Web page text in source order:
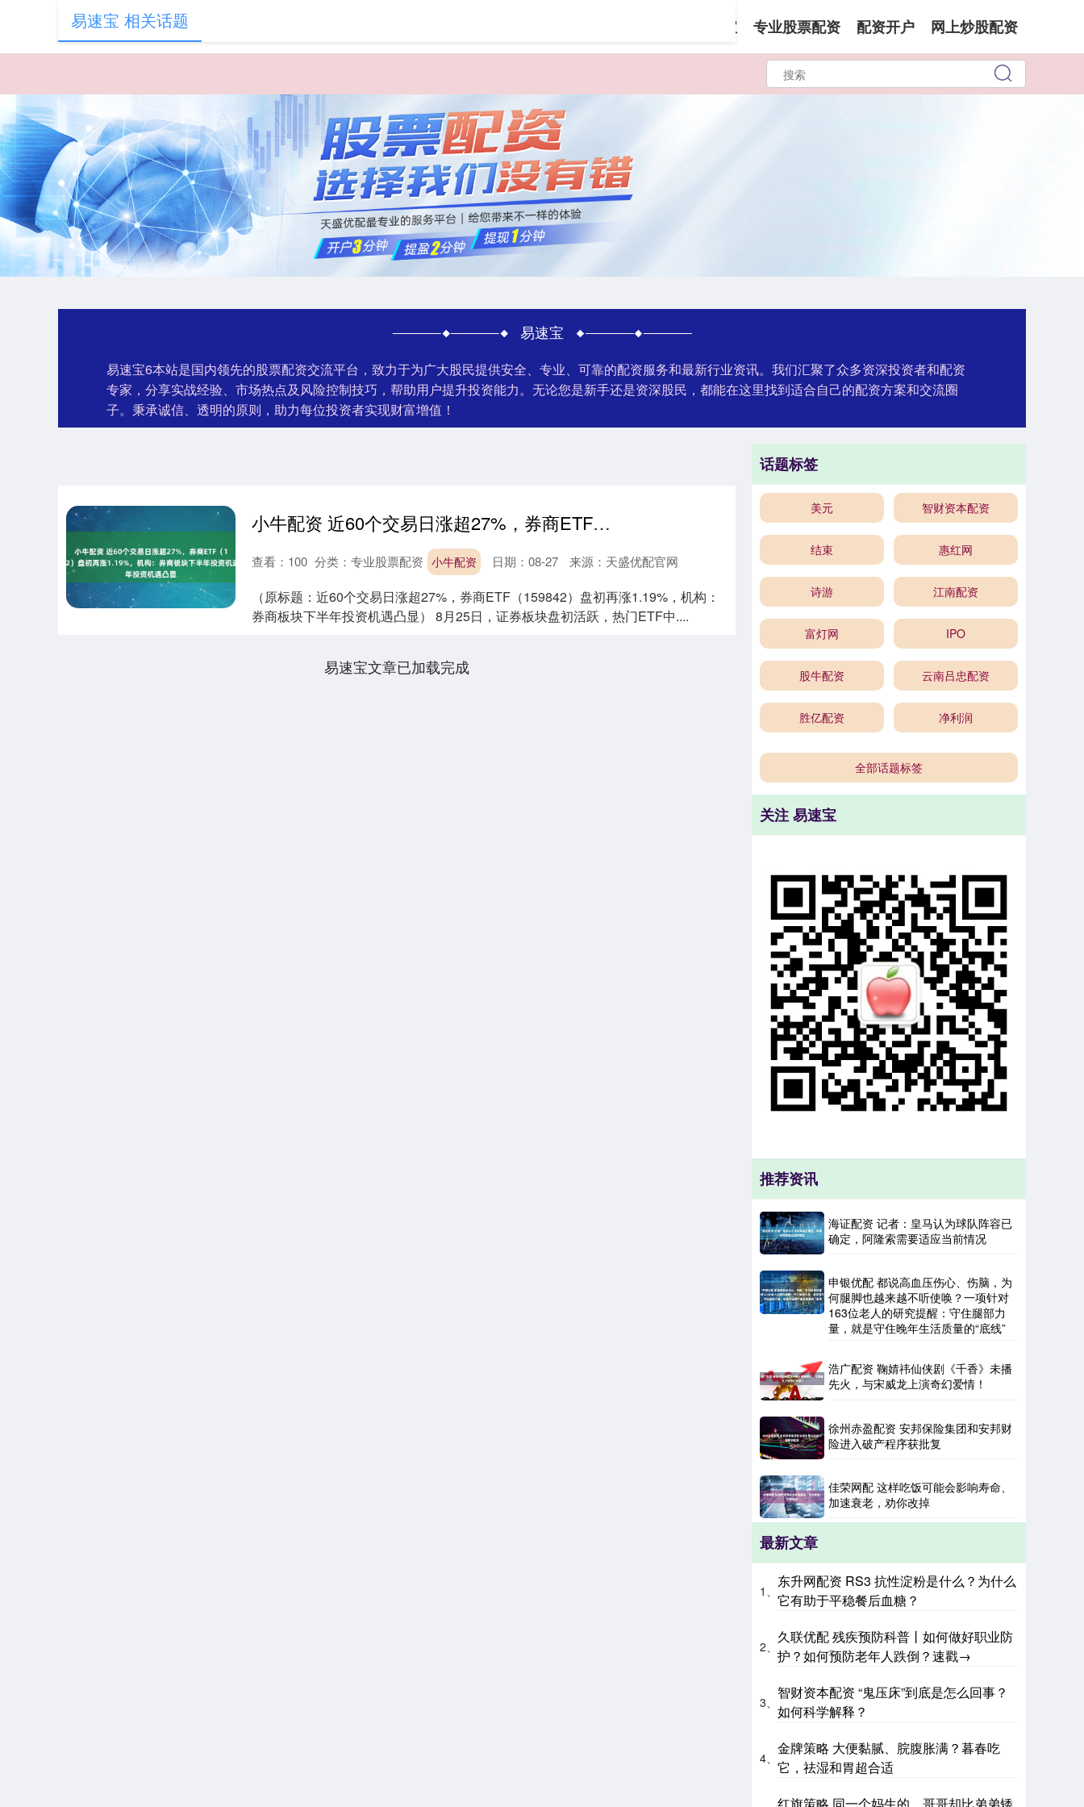
易速宝 专业股票配资 配资开户 网上炒股配资
易速宝
易速宝6本站是国内领先的股票配资交流平台，致力于为广大股民提供安全、专业、可靠的配资服务和最新行业资讯。我们汇聚了众多资深投资者和配资
专家，分享实战经验、市场热点及风险控制技巧，帮助用户提升投资能力。无论您是新手还是资深股民，都能在这里找到适合自己的配资方案和交流圈
子。秉承诚信、透明的原则，助力每位投资者实现财富增值！
易速宝 相关话题
小牛配资 近60个交易日涨超27%，券商ETF（159842）盘初再涨1.19%，机构：券商板块下半年投资机遇凸显
小牛配资 日期：08-27 来源：天盛优配官网
查看： 100 分类： 专业股票配资
（原标题：近60个交易日涨超27%，券商ETF（159842）盘初再涨1.19%，机构：
券商板块下半年投资机遇凸显） 8月25日，证券板块盘初活跃，热门ETF中....
易速宝文章已加载完成
话题标签
美元 智财资本配资
结束 惠红网
诗游 江南配资
富灯网 IPO
股牛配资 云南吕忠配资
胜亿配资 净利润
全部话题标签
关注 易速宝
推荐资讯
海证配资 记者：皇马认为球队阵容已
确定，阿隆索需要适应当前情况
申银优配 都说高血压伤心、伤脑，为
何腿脚也越来越不听使唤？一项针对
163位老人的研究提醒：守住腿部力
量，就是守住晚年生活质量的“底线”
浩广配资 鞠婧祎仙侠剧《千香》未播
先火，与宋威龙上演奇幻爱情！
徐州赤盈配资 安邦保险集团和安邦财
险进入破产程序获批复
佳荣网配 这样吃饭可能会影响寿命、
加速衰老，劝你改掉
最新文章
1、
东升网配资 RS3 抗性淀粉是什么？为什么
它有助于平稳餐后血糖？
2、
久联优配 残疾预防科普丨如何做好职业防
护？如何预防老年人跌倒？速戳→
3、
智财资本配资 “鬼压床”到底是怎么回事？
如何科学解释？
4、
金牌策略 大便黏腻、脘腹胀满？暮春吃
它，祛湿和胃超合适